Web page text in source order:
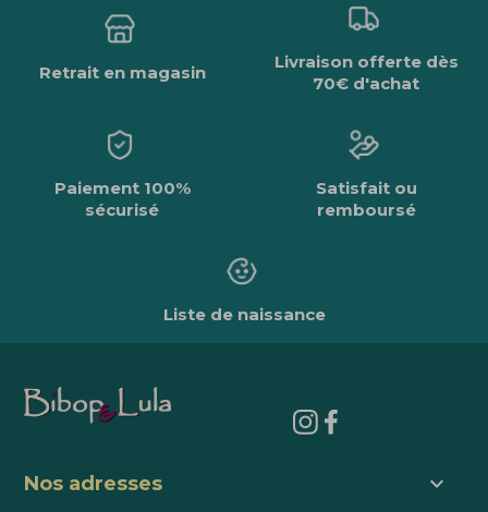
Retrait en magasin
Livraison offerte dès
70€ d'achat
Paiement 100%
sécurisé
Satisfait ou
remboursé
Liste de naissance
Nos adresses keyboard_arrow_down